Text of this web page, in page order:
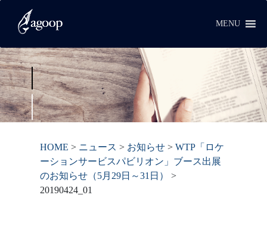
MENU
HOME > ニュース > お知らせ >WTP「ロケ
ーションサービスパビリオン」ブース出展
のお知らせ（5月29日～31日）
>
20190424_01